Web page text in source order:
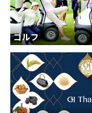
ゴルフ